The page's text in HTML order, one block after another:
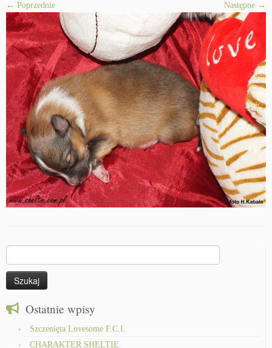
← Poprzednie Następne →
Ostatnie wpisy
Szczenięta Lovesome F.C.I.
CHARAKTER SHELTIE